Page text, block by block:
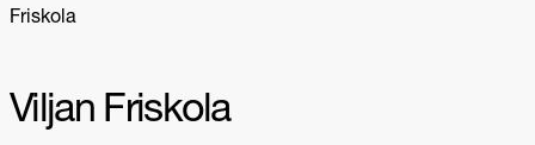
Friskola
Viljan Friskola